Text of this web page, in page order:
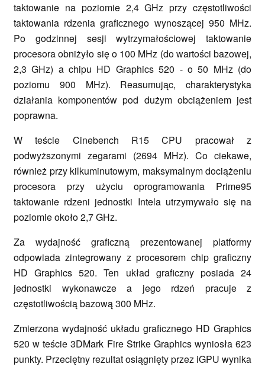
taktowanie na poziomie 2,4 GHz przy częstotliwości
taktowania rdzenia graficznego wynoszącej 950 MHz.
Po godzinnej sesji wytrzymałościowej taktowanie
procesora obniżyło się o 100 MHz (do wartości bazowej,
2,3 GHz) a chipu HD Graphics 520 - o 50 MHz (do
poziomu 900 MHz). Reasumując, charakterystyka
działania komponentów pod dużym obciążeniem jest
poprawna.
W teście Cinebench R15 CPU pracował z
podwyższonymi zegarami (2694 MHz). Co ciekawe,
również przy kilkuminutowym, maksymalnym dociążeniu
procesora przy użyciu oprogramowania Prime95
taktowanie rdzeni jednostki Intela utrzymywało się na
poziomie około 2,7 GHz.
Za wydajność graficzną prezentowanej platformy
odpowiada zintegrowany z procesorem chip graficzny
HD Graphics 520. Ten układ graficzny posiada 24
jednostki wykonawcze a jego rdzeń pracuje z
częstotliwością bazową 300 MHz.
Zmierzona wydajność układu graficznego HD Graphics
520 w teście 3DMark Fire Strike Graphics wyniosła 623
punkty. Przeciętny rezultat osiągnięty przez iGPU wynika